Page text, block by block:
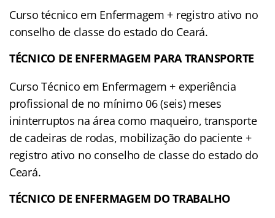
Curso técnico em Enfermagem + registro ativo no
conselho de classe do estado do Ceará.
TÉCNICO DE ENFERMAGEM PARA TRANSPORTE
Curso Técnico em Enfermagem + experiência
profissional de no mínimo 06 (seis) meses
ininterruptos na área como maqueiro, transporte
de cadeiras de rodas, mobilização do paciente +
registro ativo no conselho de classe do estado do
Ceará.
TÉCNICO DE ENFERMAGEM DO TRABALHO